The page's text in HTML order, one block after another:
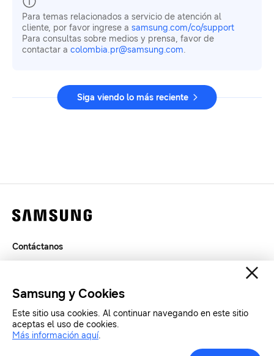
Para temas relacionados a servicio de atención al
cliente, por favor ingrese a samsung.com/co/support
Para consultas sobre medios y prensa, favor de
contactar a colombia.pr@samsung.com.
Siga viendo lo más reciente
Contáctanos
SAMSUNG.COM
Copyright© SAMSUNG Todos los derechos reservados.
Samsung y Cookies
Este sitio usa cookies. Al continuar navegando en este sitio
aceptas el uso de cookies.
Más información aquí.